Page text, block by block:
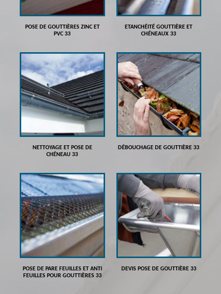
POSE DE GOUTTIÈRES ZINC ET
PVC 33
ETANCHÉITÉ GOUTTIÈRE ET
CHÉNEAUX 33
NETTOYAGE ET POSE DE
CHÉNEAU 33
DÉBOUCHAGE DE GOUTTIÈRE 33
POSE DE PARE FEUILLES ET ANTI
FEUILLES POUR GOUTTIÈRES 33
DEVIS POSE DE GOUTTIÈRE 33